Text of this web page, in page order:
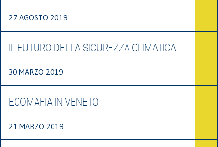
27 AGOSTO 2019
IL FUTURO DELLA SICUREZZA CLIMATICA
30 MARZO 2019
ECOMAFIA IN VENETO
21 MARZO 2019